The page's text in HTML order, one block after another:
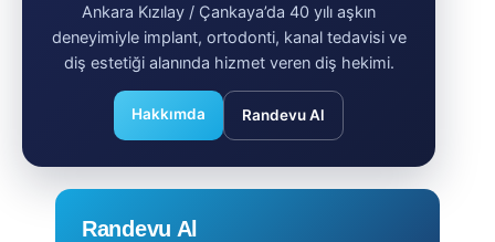
Ankara Kızılay / Çankaya’da 40 yılı aşkın
deneyimiyle implant, ortodonti, kanal tedavisi ve
diş estetiği alanında hizmet veren diş hekimi.
Hakkımda Randevu Al
Randevu Al